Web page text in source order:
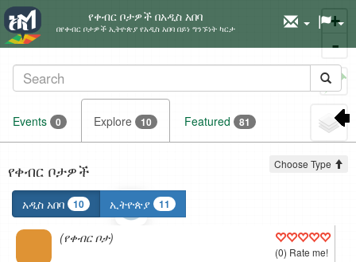
የቀብር ቦታዎች በአዲስ አበባ
በየቀብር ቦታዎች ኢትዮጵያ የአዲስ አበባ በይነ ግንኙነት ካርታ
Events 0 Explore 10 Featured 81
የቀብር ቦታዎች Choose Type
አዲስ አበባ 10 ኢትዮጵያ 11
(የቀብር ቦታ)
(0) Rate me!
+
-
marker